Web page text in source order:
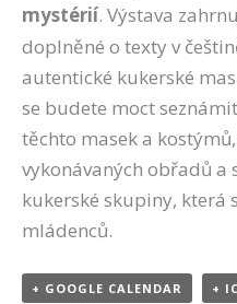
mystérií. Výstava
doplněné o texty v
autentické kukerské
se budete moct
těchto masek a
vykonávaných obřadů a
kukerské skupiny, která
mládenců.
+ GOOGLE CALENDAR +